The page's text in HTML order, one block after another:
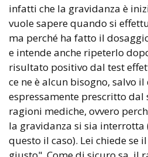
infatti che la gravidanza è
vuole sapere quando si
ma perché ha fatto il
e intende anche ripeterlo
risultato positivo dal test
ce ne è alcun bisogno, salvo il
espressamente prescritto dal
ragioni mediche, ovvero
la gravidanza si sia interrotta
questo il caso). Lei chiede se